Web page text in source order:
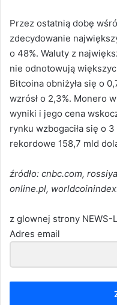
Przez ostatnią dobę
zdecydowanie
o 48%. Waluty z
nie odnotowują
Bitcoina obniżyła się o
wzrósł o 2,3%. Monero
wyniki i jego cena
rynku wzbogaciła się o
rekordowe 158,7 mld
źródło: cnbc.com,
online.pl,
z glownej strony NEWS-
Adres email